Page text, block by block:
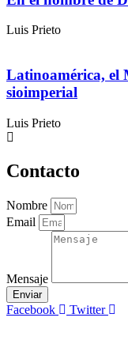
Luis Prieto
Latinoamérica, el
sioimperial
Luis Prieto
Contacto
Nombre
Email
Mensaje
Enviar
Facebook Twitter